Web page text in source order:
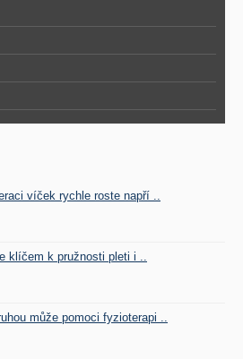
víček rychle roste napří ..
klíčem k pružnosti pleti i ..
může pomoci fyzioterapi ..